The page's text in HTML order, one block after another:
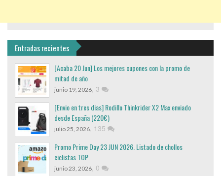
Entradas recientes
[Acaba 20 Jun] Los mejores cupones con la promo de
mitad de año
junio 19, 2026 3
[Envio en tres dias] Rodillo Thinkrider X2 Max enviado
desde España (220€)
julio 25, 2026 135
Promo Prime Day 23 JUN 2026. Listado de chollos
ciclistas TOP
junio 23, 2026 0